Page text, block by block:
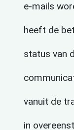
e-mails
heeft de
status van
vanuit de
in